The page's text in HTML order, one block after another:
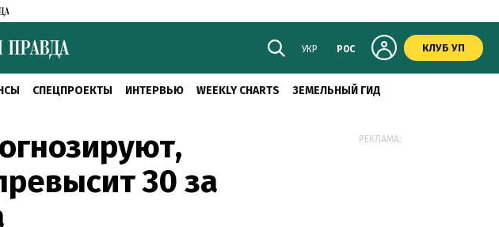
УКР РОС КЛУБ УП
СПЕЦПРОЕКТЫ ИНТЕРВЬЮ WEEKLY CHARTS ЗЕМЕЛЬНЫЙ ГИД
30 за
РЕКЛАМА: